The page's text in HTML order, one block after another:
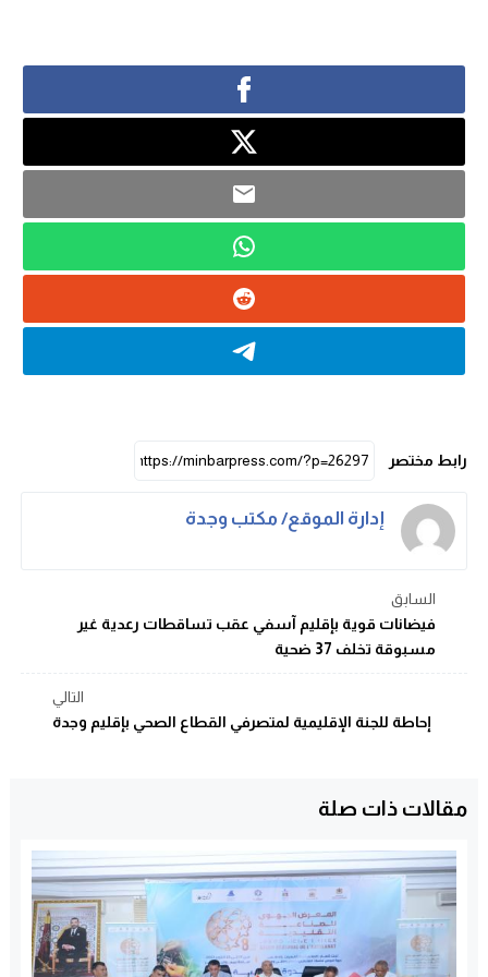
رابط مختصر
إدارة الموقع/ مكتب وجدة
السابق
فيضانات قوية بإقليم آسفي عقب تساقطات رعدية غير
مسبوقة تخلف 37 ضحية
التالي
إحاطة للجنة الإقليمية لمتصرفي القطاع الصحي بإقليم وجدة
مقالات ذات صلة